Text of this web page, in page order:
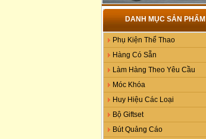
DANH MỤC SẢN PHẨM
Phụ Kiện Thể Thao
Hàng Có Sẵn
Làm Hàng Theo Yêu Cầu
Móc Khóa
Huy Hiệu Các Loại
Bộ Giftset
Bút Quảng Cáo